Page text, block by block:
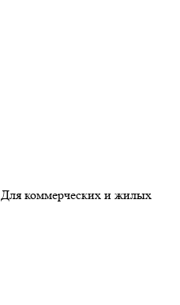
Для коммерческих и жилых